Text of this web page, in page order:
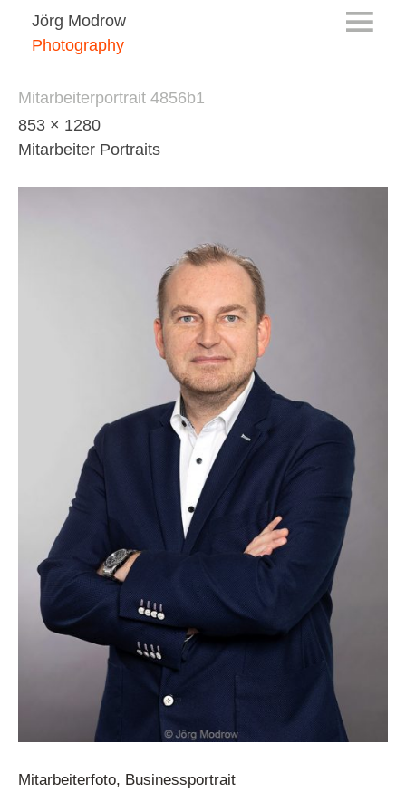
Jörg Modrow
Photography
Mitarbeiterportrait 4856b1
853 × 1280
Mitarbeiter Portraits
Mitarbeiterfoto, Businessportrait